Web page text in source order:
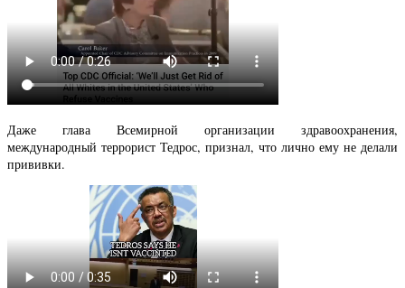
Даже глава Всемирной организации здравоохранения,
международный террорист Тедрос, признал, что лично ему не делали
прививки.